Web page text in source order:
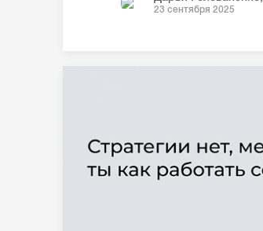
23 сентября 2025